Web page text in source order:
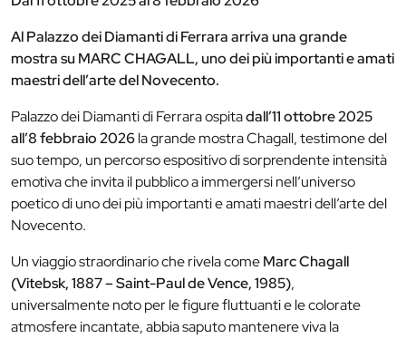
Al Palazzo dei Diamanti di Ferrara arriva una grande
mostra su MARC CHAGALL, uno dei più importanti e amati
maestri dell’arte del Novecento.
Palazzo dei Diamanti di Ferrara ospitadall’11 ottobre 2025
all’8 febbraio 2026la grande mostra Chagall, testimone del
suo tempo, un percorso espositivo di sorprendente intensità
emotiva che invita il pubblico a immergersi nell’universo
poetico di uno dei più importanti e amati maestri dell’arte del
Novecento.
Un viaggio straordinario che rivela comeMarc Chagall
(Vitebsk, 1887 – Saint-Paul de Vence, 1985),
universalmente noto per le figure fluttuanti e le colorate
atmosfere incantate, abbia saputo mantenere viva la